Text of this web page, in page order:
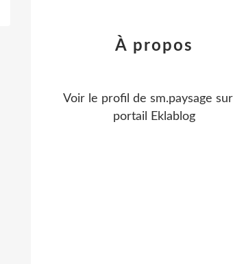
À propos
Voir le profil de sm.paysage
portail Eklablog